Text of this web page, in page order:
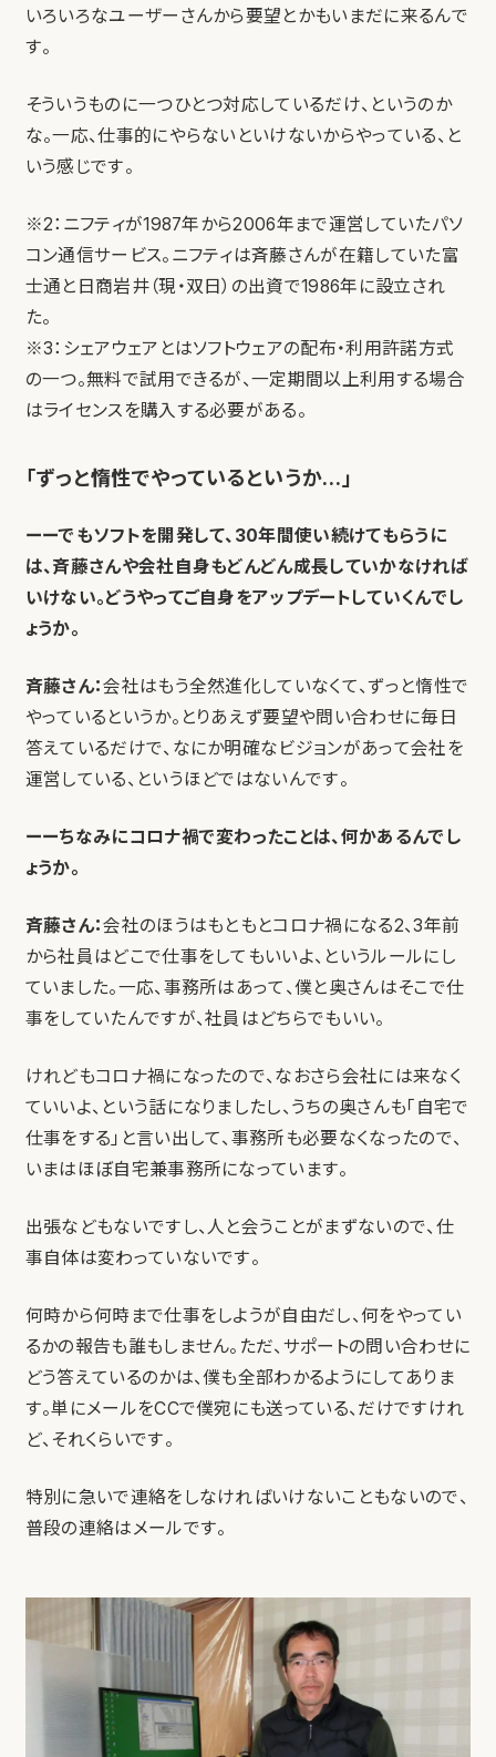
いろいろなユーザーさんから要望とかもいまだに来るんで
す。
そういうものに一つひとつ対応しているだけ、というのか
な。一応、仕事的にやらないといけないからやっている、と
いう感じです。
※2：ニフティが1987年から2006年まで運営していたパソ
コン通信サービス。ニフティは斉藤さんが在籍していた富
士通と日商岩井（現・双日）の出資で1986年に設立され
た。
※3：シェアウェアとはソフトウェアの配布・利用許諾方式
の一つ。無料で試用できるが、一定期間以上利用する場合
はライセンスを購入する必要がある。
「ずっと惰性でやっているというか…」
ーーでもソフトを開発して、30年間使い続けてもらうに
は、斉藤さんや会社自身もどんどん成長していかなければ
いけない。どうやってご自身をアップデートしていくんでし
ょうか。
斉藤さん：会社はもう全然進化していなくて、ずっと惰性で
やっているというか。とりあえず要望や問い合わせに毎日
答えているだけで、なにか明確なビジョンがあって会社を
運営している、というほどではないんです。
ーーちなみにコロナ禍で変わったことは、何かあるんでし
ょうか。
斉藤さん：会社のほうはもともとコロナ禍になる2、3年前
から社員はどこで仕事をしてもいいよ、というルールにし
ていました。一応、事務所はあって、僕と奥さんはそこで仕
事をしていたんですが、社員はどちらでもいい。
けれどもコロナ禍になったので、なおさら会社には来なく
ていいよ、という話になりましたし、うちの奥さんも「自宅で
仕事をする」と言い出して、事務所も必要なくなったので、
いまはほぼ自宅兼事務所になっています。
出張などもないですし、人と会うことがまずないので、仕
事自体は変わっていないです。
何時から何時まで仕事をしようが自由だし、何をやってい
るかの報告も誰もしません。ただ、サポートの問い合わせに
どう答えているのかは、僕も全部わかるようにしてありま
す。単にメールをCCで僕宛にも送っている、だけですけれ
ど、それくらいです。
特別に急いで連絡をしなければいけないこともないので、
普段の連絡はメールです。